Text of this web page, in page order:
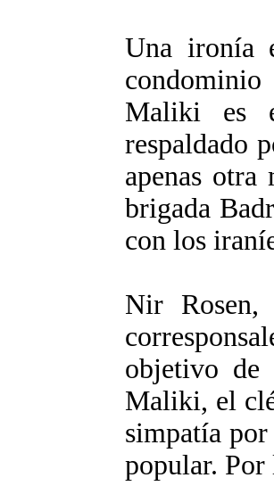
Una ironía
Maliki es
respaldado
apenas otra
brigada
con los
Nir Rosen,
objetivo de
Maliki, el
simpatía
popular. Por